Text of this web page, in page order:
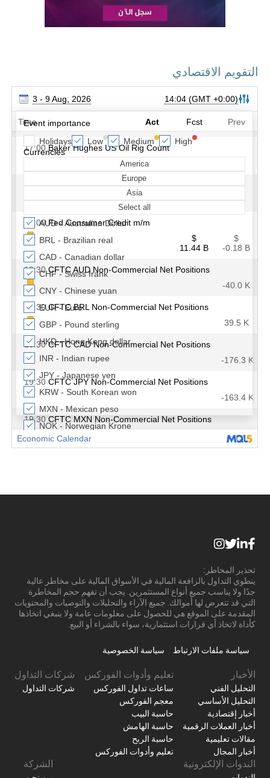
التقويم الاقتصادي
تحذير المخاطر:
ينطوي التداول بالرافعة المالية في الأسواق المالية على مخاطر عالية
جدًا ولا يناسب جميع أنواع المستثمرين. يجب أن تفهم حجم المخاطرة
التي قد تتعرض لها أموالك. جميع الآراء والتحليلات والتوصيات والمحتويات
المقدمة على الموقع هي للحصول على معلومات عامة ولا ينبغي اتخاذها
كأداة لاتخاذ أي قرارات استثمارية، سواء بالشراء أو البيع.
سياسة ملفات الارتباط سياسة الخصوصية
الأخبار
التحليل الفني
التحليل الأساسي
أخبار إقتصادية
أخبار العملات الرقمية
مقالات تعليمية
أخبار المجال
تعليم وأدوات الفوركس
ساعات تداول الفوركس
معجم الفوركس
حاسبة البيب
حاسبة الهامش
حاسبة الربح
تعليم وأدوات الفوركس
شركات التداول
شركات التداول
الندوات الإلكترونية الشركة